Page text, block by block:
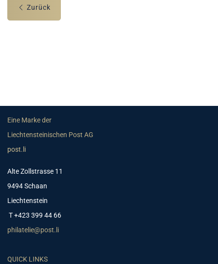
Zurück
Eine Marke der
Liechtensteinischen Post AG
post.li
Alte Zollstrasse 11
9494 Schaan
Liechtenstein
T +423 399 44 66
philatelie@post.li
QUICK LINKS